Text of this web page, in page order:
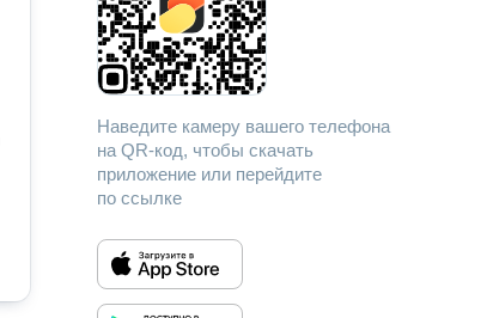
Наведите камеру вашего телефона
на QR-код, чтобы скачать
приложение или перейдите
по ссылке